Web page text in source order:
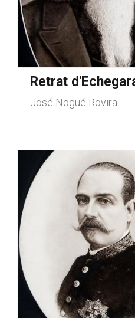
Retrat
José Nogué Rovira